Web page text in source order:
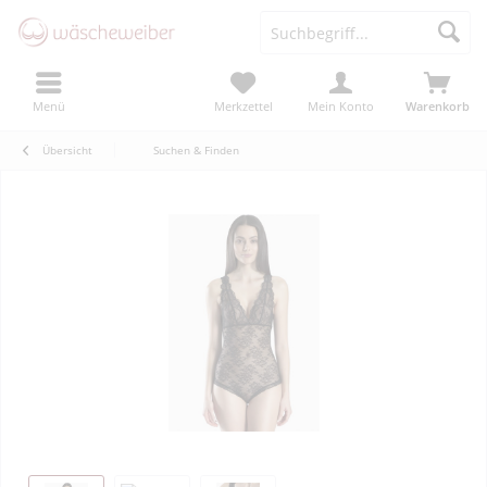
Menü Warenkorb
Merkzettel Mein Konto
Übersicht Suchen & Finden